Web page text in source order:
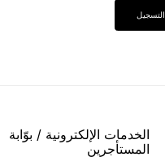
اﻟﺘﺴﺠﻴﻞ
اﻟﺨﺪﻣﺎﺕ اﻹﻟﻜﺘﺮﻭﻧﻴﺔ / ﺑﻮّاﺑﺔ
اﻟﻤﺴﺘﺄﺟﺮﻳﻦ